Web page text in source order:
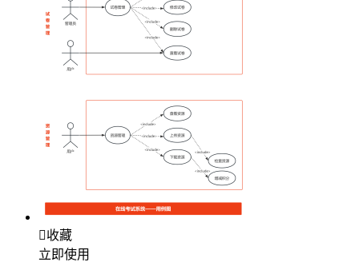
收藏
立即使用